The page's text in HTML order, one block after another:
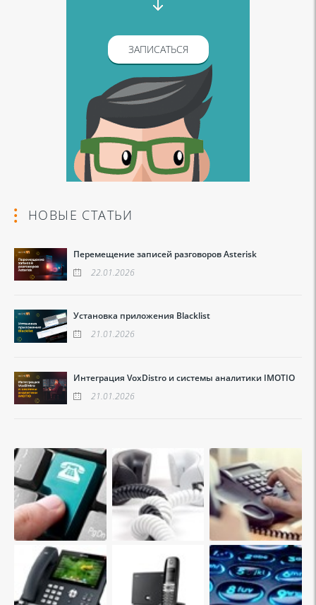
ЗАПИСАТЬСЯ
НОВЫЕ СТАТЬИ
Перемещение записей разговоров Asterisk
22.01.2026
Установка приложения Blacklist
21.01.2026
Интеграция VoxDistro и системы аналитики IMOTIO
21.01.2026